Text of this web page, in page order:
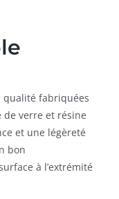
qualité fabriquées
verre et résine
et une légèreté
bon
à l’extrémité